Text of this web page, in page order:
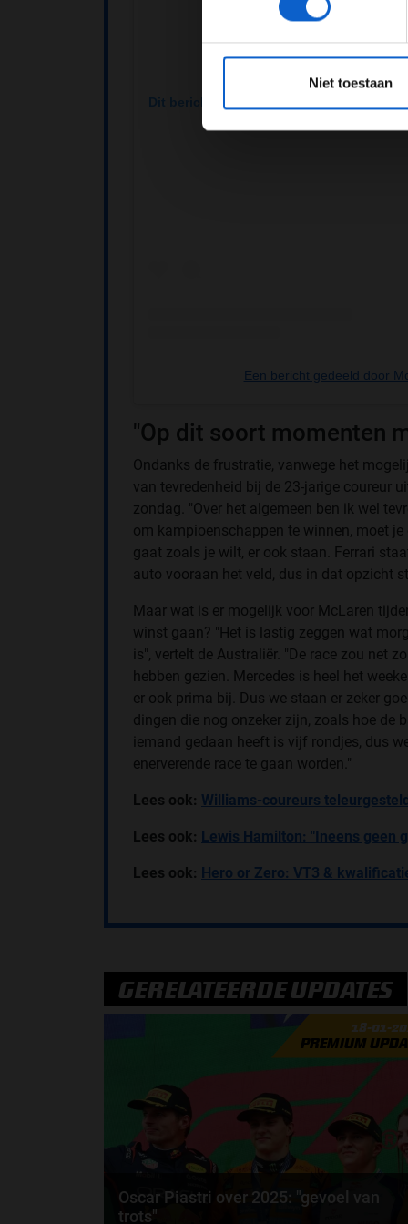
Niet toestaan
Dit bericht op Instagram bekijken
Een bericht gedeeld door
"Op dit soort momenten
Ondanks de frustratie, vanwege het
van tevredenheid bij de 23-jarige coureur
zondag. "Over het algemeen ben ik wel
om kampioenschappen te winnen, moet
gaat zoals je wilt, er ook staan. Ferrari
auto vooraan het veld, dus in dat opzicht
Maar wat is er mogelijk voor McLaren
winst gaan? "Het is lastig zeggen wat
is", vertelt de Australiër. "De race zou net
hebben gezien. Mercedes is heel het
er ook prima bij. Dus we staan er zeker
dingen die nog onzeker zijn, zoals hoe de
iemand gedaan heeft is vijf rondjes, dus
enerverende race te gaan worden."
Lees ook: Williams-coureurs
Lees ook: Lewis Hamilton: "Ineens geen
Lees ook: Hero or Zero: VT3 &
GERELATEERDE UPDATES
18-01-
PREMIUM
Oscar Piastri over 2025: "gevoel van
trots"